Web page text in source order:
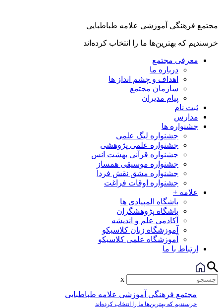
فرهنگی آموزشی علامه طباطبایی
که بهترین‌ها ما را انتخاب کرده‌اند
معرفی مجتمع
درباره ما
اهداف و چشم انداز ها
سازمان مجتمع
پیام مدیران
ثبت نام
مدارس
جشنواره ها
جشنواره لیگ علمی
جشنواره علمی پژوهشی
جشنواره قرآنی بهشت انس
جشنواره موسیقی همساز
جشنواره مشق نقش فردا
جشنواره اوقات فراغت
علامه +
باشگاه المپیادی ها
باشگاه پژوهشگران
آکادمی علم و اندیشه
آموزشگاه زبان کلاسیکو
آموزشگاه علمی کلاسیکو
ارتباط با ما
مجتمع فرهنگی آموزشی علامه طباطبایی
خرسندیم که بهترین‌ها ما را انتخاب کرده‌اند